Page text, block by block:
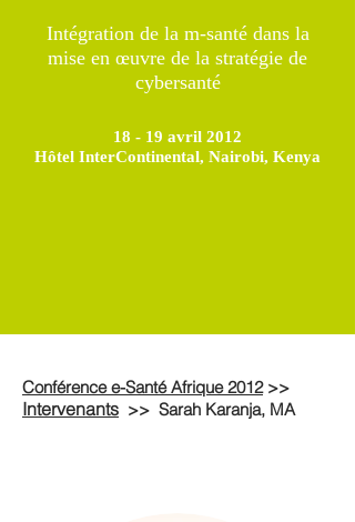
Intégration de la m-santé dans la
mise en œuvre de la stratégie de
cybersanté
18 - 19 avril 2012
Hôtel InterContinental, Nairobi, Kenya
Conférence e-Santé Afrique 2012>>
Intervenants >> Sarah Karanja, MA